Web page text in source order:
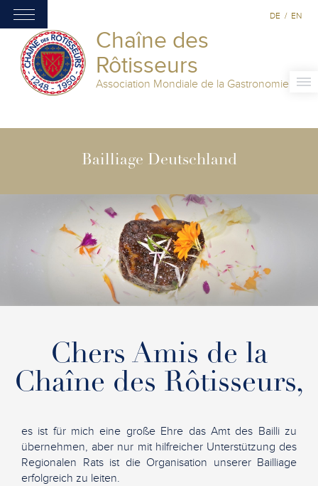
Chaîne des
Rôtisseurs
Association Mondiale de la Gastronomie
DE / EN
Bailliage Deutschland
Chers Amis de la
Chaîne des Rôtisseurs,
es ist für mich eine große Ehre das Amt des Bailli zu
übernehmen, aber nur mit hilfreicher Unterstützung des
Regionalen Rats ist die Organisation unserer Bailliage
erfolgreich zu leiten.